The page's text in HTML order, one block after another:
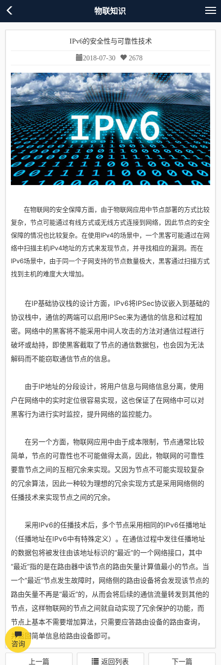
物联知识
IPv6的安全性与可靠性技术
2018-07-30 2678
在物联网的安全保障方面，由于物联网应用中节点部署的方式比较
复杂，节点可能通过有线方式或无线方式连接到网络，因此节点的安全
保障的情况也比较复杂。在使用IPv4的场景中，一个黑客可能通过在网
络中扫描主机IPv4地址的方式来发现节点，并寻找相应的漏洞。而在
IPv6场景中，由于同一个子网支持的节点数量极大，黑客通过扫描方式
找到主机的难度大大增加。
在IP基础协议栈的设计方面，IPv6将IPSec协议嵌入到基础的
协议栈中，通信的两端可以启用IPSec来为通信的信息和过程加
密。网络中的黑客将不能采用中间人攻击的方法对通信过程进行
破坏或劫持，即使黑客截取了节点的通信数据包，也会因为无法
解码而不能窃取通信节点的信息。
由于IP地址的分段设计，将用户信息与网络信息分离，使用
户在网络中的实时定位很容易实现，这也保证了在网络中可以对
黑客行为进行实时监控，提升网络的监控能力。
在另一个方面，物联网应用中由于成本限制，节点通常比较
简单，节点的可靠性也不可能做得太高，因此，物联网的可靠性
要靠节点之间的互相冗余来实现。又因为节点不可能实现较复杂
的冗余算法，因此一种较为理想的冗余实现方式是采用网络侧的
任播技术来实现节点之间的冗余。
采用IPv6的任播技术后，多个节点采用相同的IPv6任播地址
（任播地址在IPv6中有特殊定义）。在通信过程中发往任播地址
的数据包将被发往由该地址标识的“最近”的一个网络接口，其中
“最近”指的是在路由器中该节点的路由矢量计算值最小的节点。当
一个“最近”节点发生故障时，网络侧的路由设备将会发现该节点的
路由矢量不再是“最近”的，从而会将后续的通信流量转发到其他的
节点，这样物联网的节点之间就自动实现了冗余保护的功能，而
节点上基本不需要增加算法，只需要应答路由设备的路由查询，
并返回简单信息给路由设备即可。
上一篇 返回列表 下一篇
咨询